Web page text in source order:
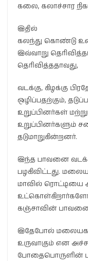
கலை, கலாச்சார
இதில்
கலந்து கொண்டு
இவ்வாறு
தெரிவித்ததாவது,
வடக்கு, கிழக்கு
ஒழிப்பதற்கும்,
உறுப்பினர்கள்
உறுப்பினர்களும்
தடுமாறுகின்றனர்.
இந்த பாவனை
பழகிவிட்டது.
மாவில்
கஞ்சாவின் பாவனை
இதேபோல்
உருவாகும் என
போதைபொருளின்